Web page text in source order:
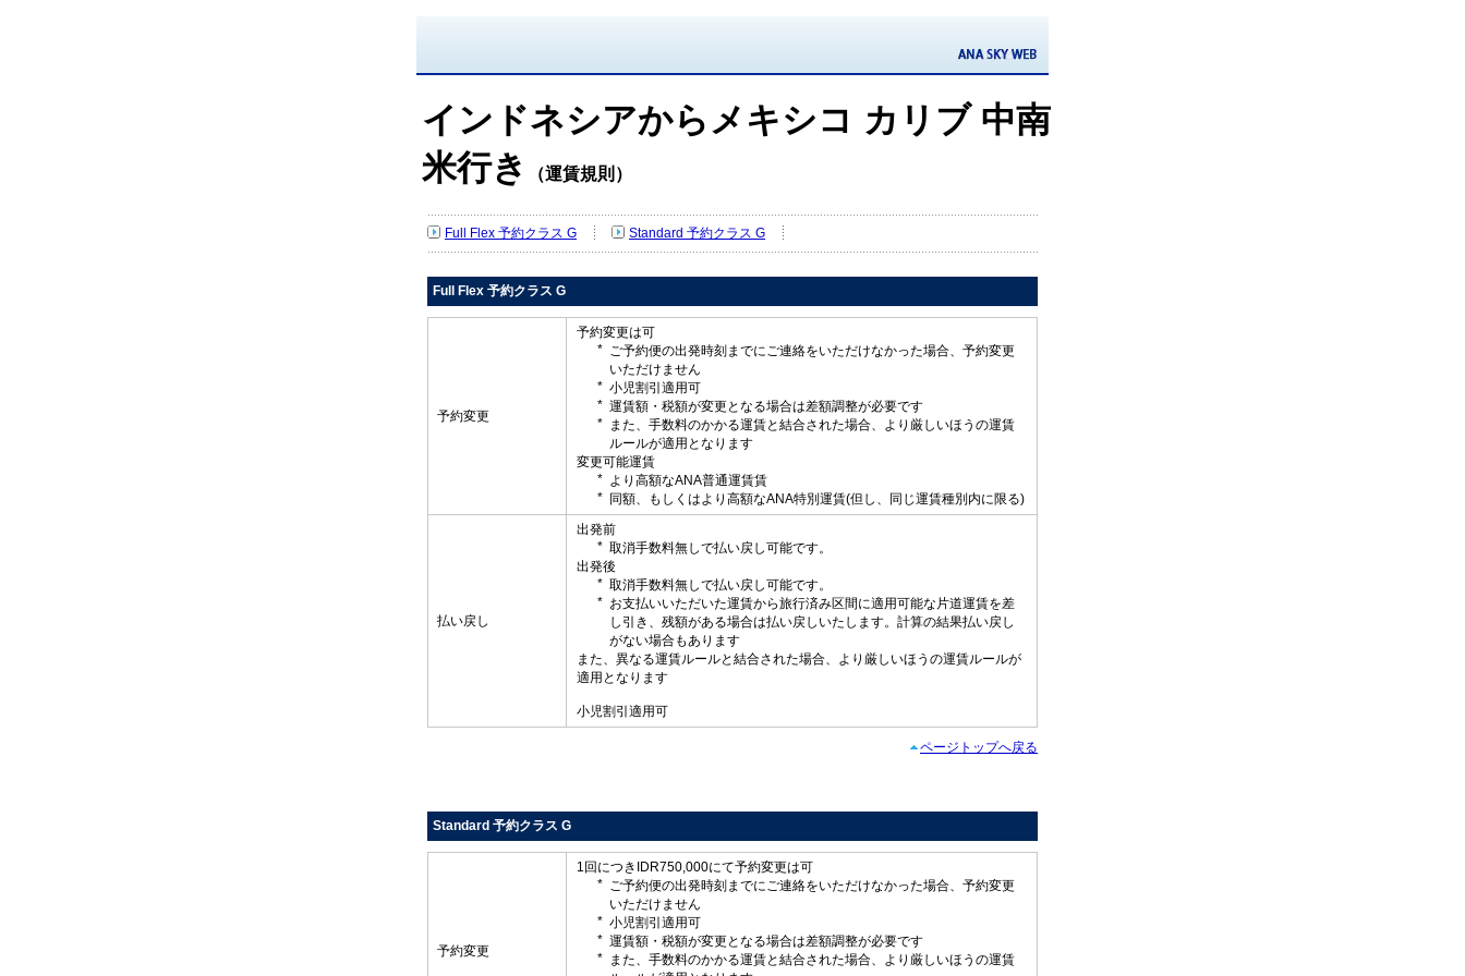
インドネシアからメキシコ カリブ 中南
米行き
（運賃規則）
Full Flex 予約クラス G Standard 予約クラス G
Full Flex 予約クラス G
予約変更
予約変更は可
ご予約便の出発時刻までにご連絡をいただけなかった場合、予約変更
いただけません
小児割引適用可
運賃額・税額が変更となる場合は差額調整が必要です
また、手数料のかかる運賃と結合された場合、より厳しいほうの運賃
ルールが適用となります
変更可能運賃
より高額なANA普通運賃賃
同額、もしくはより高額なANA特別運賃(但し、同じ運賃種別内に限る)
払い戻し
出発前
取消手数料無しで払い戻し可能です。
出発後
取消手数料無しで払い戻し可能です。
お支払いいただいた運賃から旅行済み区間に適用可能な片道運賃を差
し引き、残額がある場合は払い戻しいたします。計算の結果払い戻し
がない場合もあります
また、異なる運賃ルールと結合された場合、より厳しいほうの運賃ルールが
適用となります
小児割引適用可
ページトップへ戻る
Standard 予約クラス G
予約変更
1回につきIDR750,000にて予約変更は可
ご予約便の出発時刻までにご連絡をいただけなかった場合、予約変更
いただけません
小児割引適用可
運賃額・税額が変更となる場合は差額調整が必要です
また、手数料のかかる運賃と結合された場合、より厳しいほうの運賃